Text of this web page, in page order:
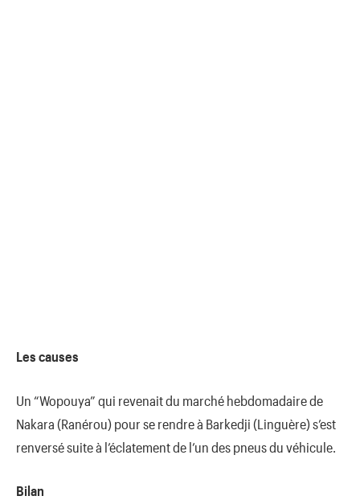
Les causes
Un “Wopouya” qui revenait du marché hebdomadaire de
Nakara (Ranérou) pour se rendre à Barkedji (Linguère) s’est
renversé suite à l’éclatement de l’un des pneus du véhicule.
Bilan